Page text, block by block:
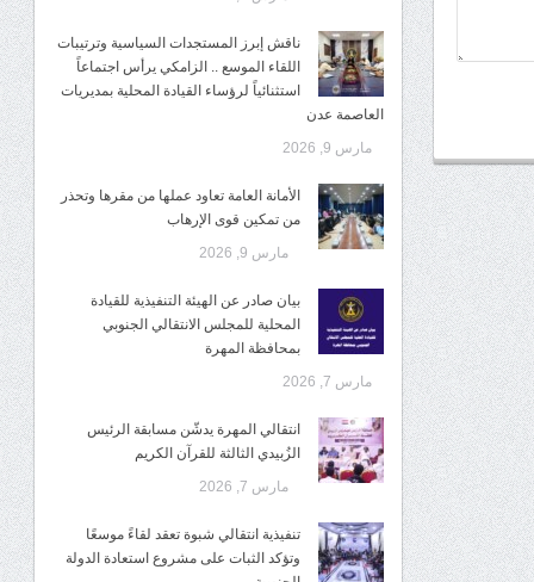
ناقش إبرز المستجدات السياسية وترتيبات
اللقاء الموسع .. الزامكي يرأس اجتماعاً
استثنائياً لرؤساء القيادة المحلية بمديريات
العاصمة عدن
مارس 9, 2026
الأمانة العامة تعاود عملها من مقرها وتحذر
من تمكين قوى الإرهاب
مارس 9, 2026
بيان صادر عن الهيئة التنفيذية للقيادة
المحلية للمجلس الانتقالي الجنوبي
بمحافظة المهرة
مارس 7, 2026
انتقالي المهرة يدشّن مسابقة الرئيس
الزُبيدي الثالثة للقرآن الكريم
مارس 7, 2026
تنفيذية انتقالي شبوة تعقد لقاءً موسعًا
وتؤكد الثبات على مشروع استعادة الدولة